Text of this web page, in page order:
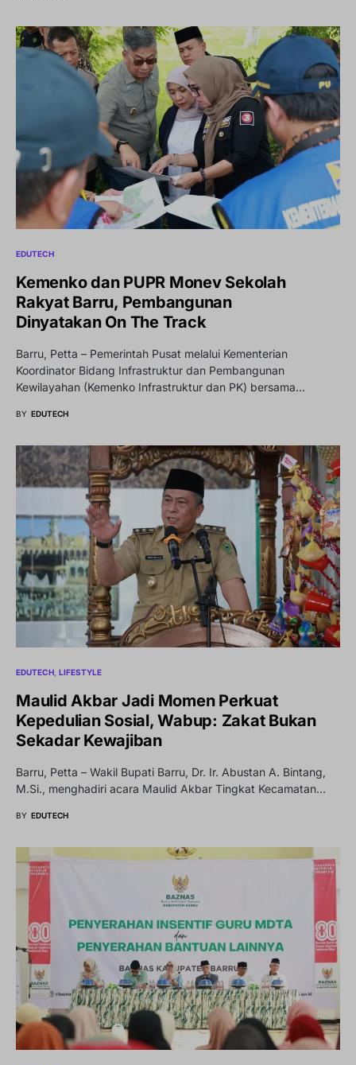
EDUTECH
Kemenko dan PUPR Monev Sekolah
Rakyat Barru, Pembangunan
Dinyatakan On The Track
Barru, Petta – Pemerintah Pusat melalui Kementerian
Koordinator Bidang Infrastruktur dan Pembangunan
Kewilayahan (Kemenko Infrastruktur dan PK) bersama…
BY EDUTECH
EDUTECH LIFESTYLE
Maulid Akbar Jadi Momen Perkuat
Kepedulian Sosial, Wabup: Zakat Bukan
Sekadar Kewajiban
Barru, Petta – Wakil Bupati Barru, Dr. Ir. Abustan A. Bintang,
M.Si., menghadiri acara Maulid Akbar Tingkat Kecamatan…
BY EDUTECH